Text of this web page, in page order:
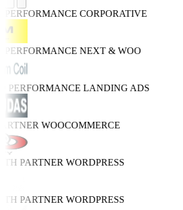
CORPORATIVE
NEXT & WOO
PERFORMANCELANDING ADS
WOOCOMMERCE
PARTNERWORDPRESS
PARTNERWORDPRESS